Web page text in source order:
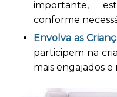
importante,
conforme
Envolva as
participem na
mais engajados e